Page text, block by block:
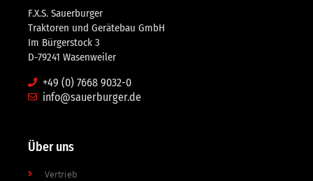
F.X.S. Sauerburger
Traktoren und Gerätebau GmbH
Im Bürgerstock 3
D-79241 Wasenweiler
+49 (0) 7668 9032-0
info@sauerburger.de
Über uns
Vertrieb